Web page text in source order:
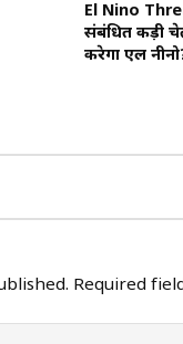
El Nino
संबंधित कड़ी
करेगा एल
Required